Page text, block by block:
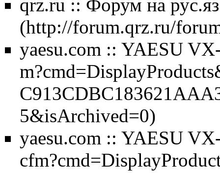
qrz.ru :: Форум на
yaesu.com :: YAESU
yaesu.com :: YAESU